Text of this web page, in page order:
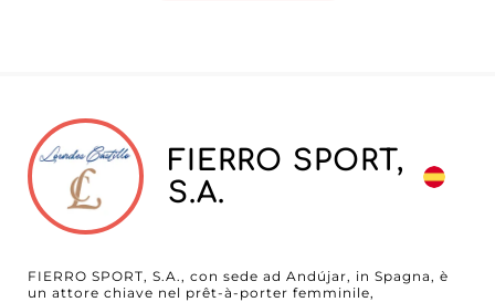
FIERRO SPORT,
S.A.
FIERRO SPORT, S.A., con sede ad Andújar, in Spagna, è
un attore chiave nel prêt-à-porter femminile,